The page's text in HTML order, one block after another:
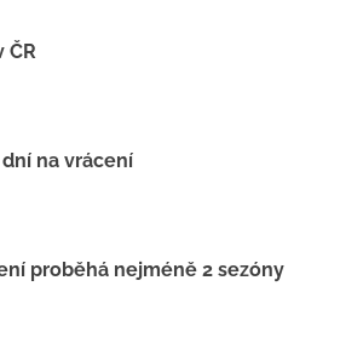
í
k
ČR
dní na vrácení
proběhá nejméně 2 sezóny